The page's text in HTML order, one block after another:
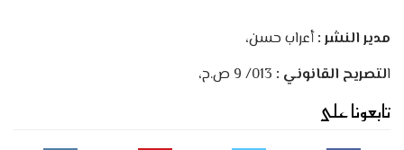
مدير النشر :أعراب حسن،
التصريح القانوني :
تابعونا على